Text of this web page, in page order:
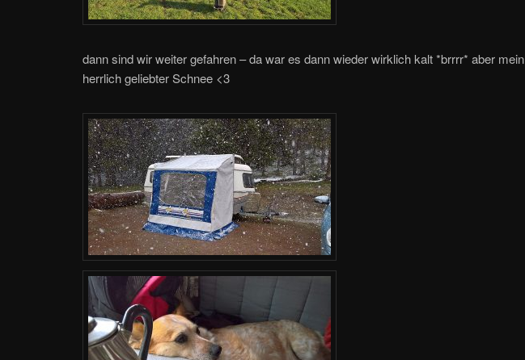
dann sind wir weiter gefahren – da war es dann wieder wirklich kalt *brrrr* aber mein
herrlich geliebter Schnee <3